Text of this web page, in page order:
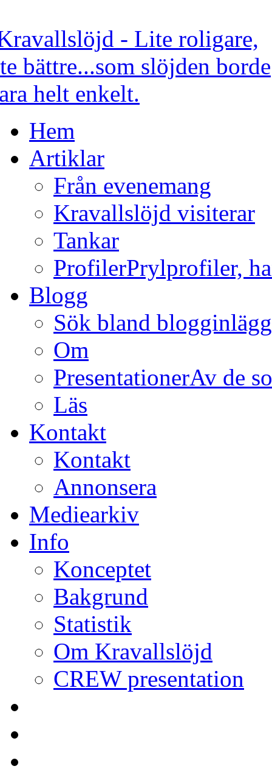
Hem
Artiklar
Från evenemang
Kravallslöjd visiterar
Tankar
ProfilerPrylprofiler,
Blogg
Sök bland
Om
PresentationerAv de
Läs
Kontakt
Kontakt
Annonsera
Mediearkiv
Info
Konceptet
Bakgrund
Statistik
Om Kravallslöjd
CREW presentation